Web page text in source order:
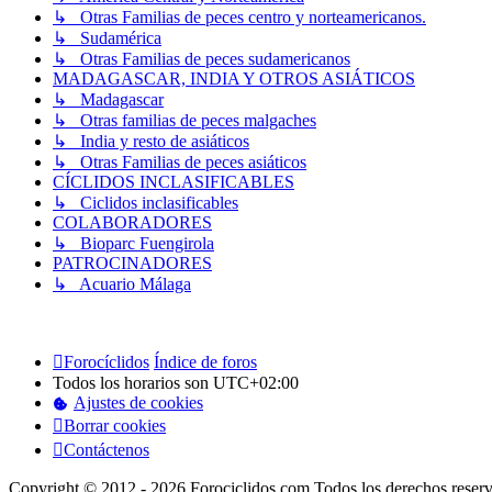
↳ Otras Familias de peces centro y norteamericanos.
↳ Sudamérica
↳ Otras Familias de peces sudamericanos
MADAGASCAR, INDIA Y OTROS ASIÁTICOS
↳ Madagascar
↳ Otras familias de peces malgaches
↳ India y resto de asiáticos
↳ Otras Familias de peces asiáticos
CÍCLIDOS INCLASIFICABLES
↳ Ciclidos inclasificables
COLABORADORES
↳ Bioparc Fuengirola
PATROCINADORES
↳ Acuario Málaga
Forocíclidos Índice de foros
Todos los horarios son UTC+02:00
Ajustes de cookies
Borrar cookies
Contáctenos
Copyright © 2012 - 2026 Forociclidos.com Todos los derechos